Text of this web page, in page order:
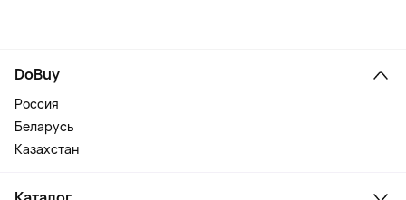
DoBuy
Россия
Беларусь
Казахстан